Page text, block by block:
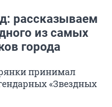
рассказываем
из самых
города
принимал
«Звездных